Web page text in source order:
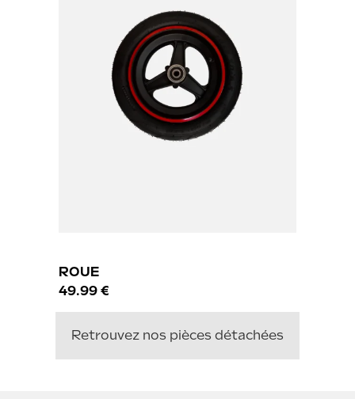
ROUE
49.99 €
Retrouvez nos pièces détachées